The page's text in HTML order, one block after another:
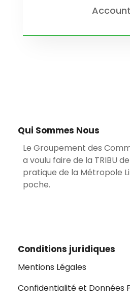
Qui Sommes Nous
Le Groupement des
a voulu faire de la TRIBU
pratique de la Métropole
poche.
Conditions juridiques
Mentions Légales
Confidentialité et Données